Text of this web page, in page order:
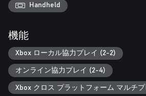
属性をマスターせよ
炎、水、地、雷、風、カオスの属性を自由
をアップグレードし、運命を変えるレリッ
で、新たな可能性が加わる。炎の強烈なダ
に集中するのだ。高速で移動し、アルカナ
それとも、あらゆる試練に対応できるよう
るか、選択は自由。
Handheld
機能
Xbox ローカル協力プレイ (2-2)
オンライン協力プレイ (2-4)
Xbox クロス プラットフォーム マルチ